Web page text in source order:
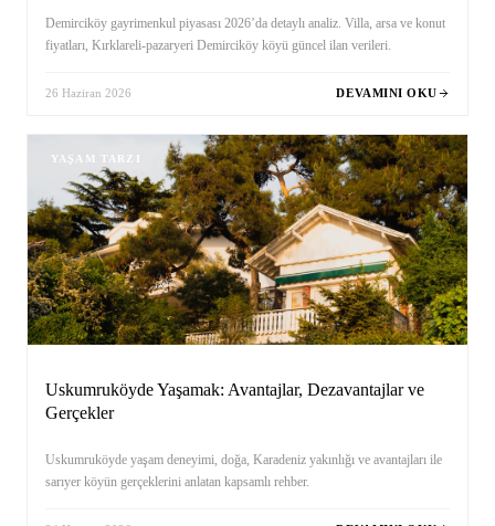
Demirciköy gayrimenkul piyasası 2026’da detaylı analiz. Villa, arsa ve konut
fiyatları, Kırklareli-pazaryeri Demirciköy köyü güncel ilan verileri.
26 Haziran 2026 DEVAMINI OKU
YAŞAM TARZI
Uskumruköyde Yaşamak: Avantajlar, Dezavantajlar ve
Gerçekler
Uskumruköyde yaşam deneyimi, doğa, Karadeniz yakınlığı ve avantajları ile
sarıyer köyün gerçeklerini anlatan kapsamlı rehber.